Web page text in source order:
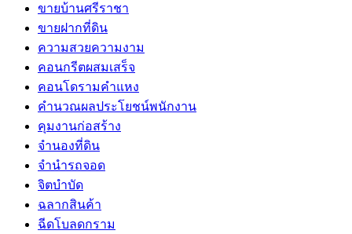
ขายบ้านศรีราชา
ขายฝากที่ดิน
ความสวยความงาม
คอนกรีตผสมเสร็จ
คอนโดรามคำแหง
คำนวณผลประโยชน์พนักงาน
คุมงานก่อสร้าง
จำนองที่ดิน
จำนำรถจอด
จิตบำบัด
ฉลากสินค้า
ฉีดโบลดกราม